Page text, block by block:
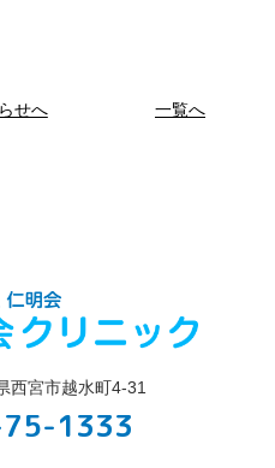
せへ 一覧へ
西宮市越水町4-31
1333